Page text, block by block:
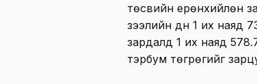
төсвийн ерөнхийлөн
зээлийн дүн 1 их наяд
зардалд 1 их наяд
тэрбум төгрөгийг